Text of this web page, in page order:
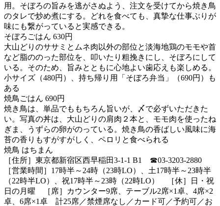
用。そぼろの旨みを逃がさぬよう、注文を受けてから焼き鳥
のタレで炒め煮にする。どれを食べても、真摯な仕事ぶりが
味にも繋がっていると実感できる。
そぼろごはん 630円
大山どりのササミとムネ肉以外の部位と淡海地鶏のモモや首
など脂ののった部位を、叩いたり粗挽きにし、そぼろにして
いる。そのため、旨みとともに心地よい歯応えも楽しめる。
小サイズ（480円）、持ち帰り用「そぼろ弁当」（690円）も
ある
焼鳥ごはん 690円
焼き鳥は、単品でももちろん旨いが、〆で必ずいただきた
い。写真の丼は、大山どりの肩肉２本と、モモ肉を使ったね
ぎま、うずらの卵がのっている。焼き鳥の香ばしい風味に海
苔の香りもすがすがしく、ペロリと食べられる
焼鳥 はちまん
［住所］東京都新宿区西早稲田3-1-1 B1 ☎03-3203-2880
［営業時間］17時半～24時（23時LO）、土17時半～23時半
（22時半LO）、祝17時半～23時（22時LO） ［休］日・祝
日の月曜 ［席］カウンター9席、テーブル2席×1卓、4席×2
卓、6席×1卓 計25席／禁煙席なし／カード可／予約可／お